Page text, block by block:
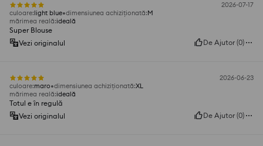
2026-07-17
culoare:light blue dimensiunea achiziționată:M
mărimea reală:ideală
Super Blouse
Vezi originalul
De Ajutor (0)
2026-06-23
culoare:maro dimensiunea achiziționată:XL
mărimea reală:ideală
Totul e în regulă
Vezi originalul
De Ajutor (0)